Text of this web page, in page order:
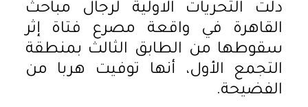
دلت التحريات الاولية لرجال مباحث
القاهرة في واقعة مصرع فتاة إثر
سقوطها من الطابق الثالث بمنطقة
التجمع الأول، أنها توفيت هربا من
الفضيحة.